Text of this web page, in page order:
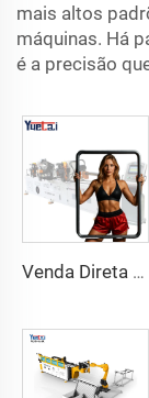
mais altos
máquinas. Há
é a precisão
Venda Direta de Fábrica Dobra de Cabeça Dupla Automática Hidráulica Dobra de Tubo em Aço Carbono Máquina de Dobrar Tubos e Tubos